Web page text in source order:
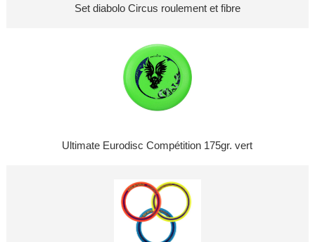
Set diabolo Circus roulement et fibre
Ultimate Eurodisc Compétition 175gr. vert